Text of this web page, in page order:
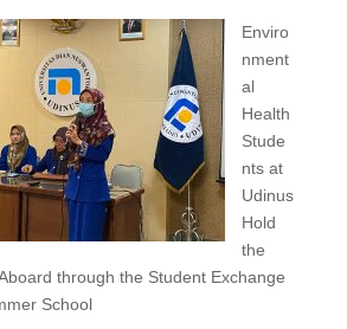
Enviro
nment
al
Health
Stude
nts at
Udinus
Hold
the
through the Student Exchange
School